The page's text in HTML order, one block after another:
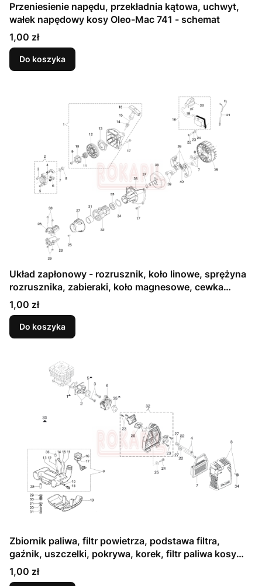
Przeniesienie napędu, przekładnia kątowa, uchwyt,
wałek napędowy kosy Oleo-Mac 741 - schemat
Cena
1,00 zł
Do koszyka
Układ zapłonowy - rozrusznik, koło linowe, sprężyna
rozrusznika, zabieraki, koło magnesowe, cewka
zapłonowa, sprzęgło Kosy spalinowej Oleo-Mac - 741
- schemat
Cena
1,00 zł
Do koszyka
Zbiornik paliwa, filtr powietrza, podstawa filtra,
gaźnik, uszczelki, pokrywa, korek, filtr paliwa kosy
Oleo-Mac 741- schemat
Cena
1,00 zł